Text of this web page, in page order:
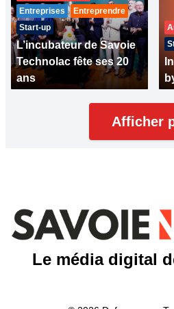
Entreprises
Entreprendre
Start-up
L’incubateur de Savoie
Technolac fête ses 20
ans
Afficher
Le média digital